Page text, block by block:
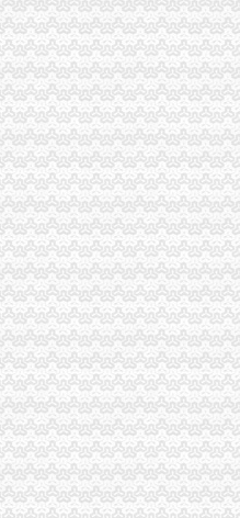
-南赶集网
网
-金融界
重庆太实
N719（宽带+手机）怎么样_
注销记者证_新闻中心_中国网